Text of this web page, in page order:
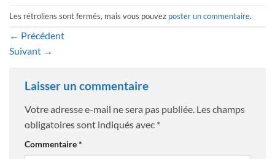
Les rétroliens sont fermés, mais vous pouvez poster un commentaire.
← Précédent
Suivant →
Laisser un commentaire
Votre adresse e-mail ne sera pas publiée. Les champs
obligatoires sont indiqués avec *
Commentaire*